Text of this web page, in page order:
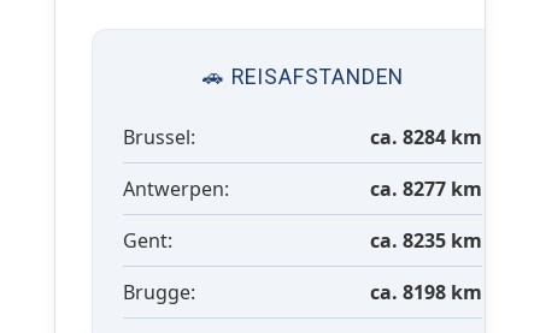
🚗 REISAFSTANDEN
Brussel:
ca. 8284 km
Antwerpen:
ca. 8277 km
Gent:
ca. 8235 km
Brugge:
ca. 8198 km